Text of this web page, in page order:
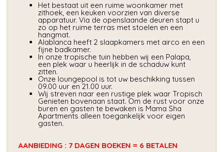
Het bestaat uit een ruime woonkamer met
zithoek, een keuken voorzien van diverse
apparatuur. Via de openslaande deuren stapt u
zo op het ruime terras met stoelen en een
hangmat.
Alablanca heeft 2 slaapkamers met airco en een
fijne badkamer.
In onze tropische tuin hebben wij een Palapa,
een plek waar u heerlijk in de schaduw kunt
zitten.
Onze loungepool is tot uw beschikking tussen
09.00 uur en 21.00 uur.
Wij streven naar een rustige plek waar Tropisch
Genieten bovenaan staat. Om de rust voor onze
buren en gasten te bewaken is Mama Sha
Apartments alleen toegankelijk voor eigen
gasten.
AANBIEDING : 7 DAGEN BOEKEN = 6 BETALEN